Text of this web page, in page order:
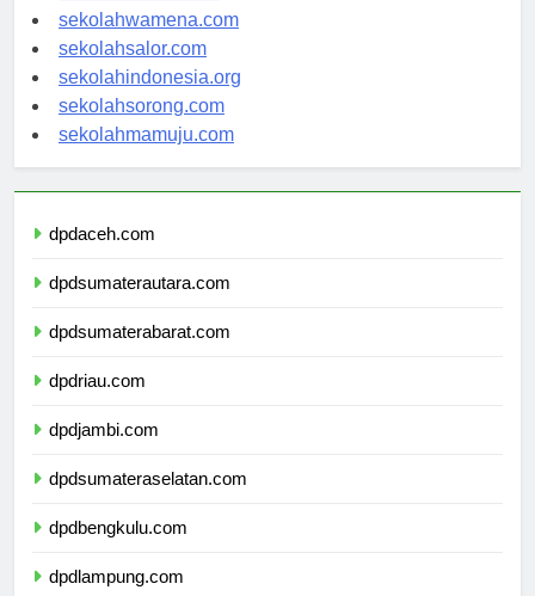
sekolahnabire.com
sekolahwamena.com
sekolahsalor.com
sekolahindonesia.org
sekolahsorong.com